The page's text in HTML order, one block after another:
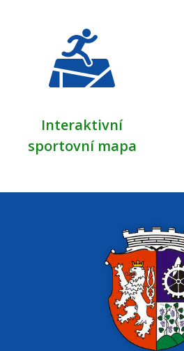
Interaktivní
sportovní mapa